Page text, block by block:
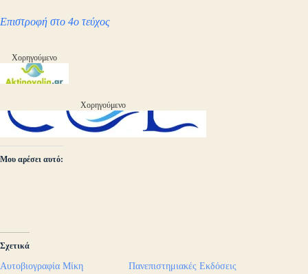
Επιστροφή στο 4ο τεύχος
Χορηγούμενο
Χορηγούμενο
Μου αρέσει αυτό:
Σχετικά
Αυτοβιογραφία Μίκη
Πανεπιστημιακές Εκδόσεις